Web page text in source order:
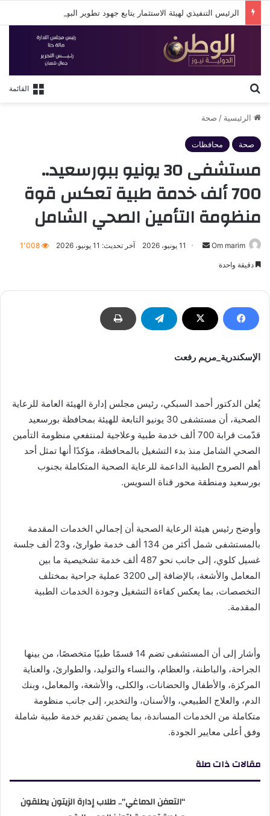
القائمة
الرئيسية / صحة
صحة محافظات
مستشفى 30 يونيو ببورسعيد..
700 ألف خدمة طبية تعكس قوة
منظومة التأمين الصحي الشامل
Om marim
أرسل
11 يونيو، 2026 آخر تحديث: 11 يونيو، 2026 1٬008
دقيقة واحدة
الإسكندرية_مريم رفعت
يُعلن الدكتور أحمد السبكي، رئيس مجلس إدارة الهيئة العامة للرعاية
الصحية، أن مستشفى 30 يونيو التابعة للهيئة بمحافظة بورسعيد
قدّمت قرابة 700 ألف خدمة طبية وعلاجية لمنتفعي منظومة التأمين
الصحي الشامل منذ بدء التشغيل بالمحافظة، مؤكدًا أنها تمثل أحد
أهم الصروح الطبية الداعمة للرعاية الصحية المتكاملة بجنوب
بورسعيد ومنطقة محور قناة السويس.
وأوضح رئيس هيئة الرعاية الصحية أن إجمالي الخدمات المقدمة
بالمستشفى شمل أكثر من 134 ألف خدمة طوارئ، و23 ألف جلسة
غسيل كلوي، إلى جانب نحو 487 ألف خدمة تشخيصية ما بين
المعامل والأشعة، بالإضافة إلى 3200 عملية جراحية بمختلف
التخصصات، بما يعكس كفاءة التشغيل وجودة الخدمات الطبية
المقدمة.
وأشار إلى أن المستشفى تضم 14 قسمًا طبيًا متخصصًا، من بينها
الجراحة، والباطنة، والعظام، والنساء والتوليد، والطوارئ، والعناية
المركزة، والأطفال والحضانات، والكلى، والأشعة، والمعامل، وبنك
الدم، والعلاج الطبيعي، والأسنان، والتخدير، إلى جانب منظومة
متكاملة من الخدمات المساندة، بما يضمن تقديم خدمة طبية شاملة
وفق أعلى معايير الجودة.
مقالات ذات صلة
“التعفن الدماغي”.. طلاب إدارة الزيتون يطلقون